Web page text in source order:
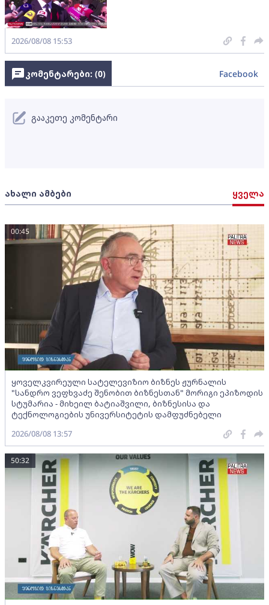
2026/08/08 15:53
ახალი ამბები ყველა
ყოველკვირეული სატელევიზიო ბიზნეს ჟურნალის
"სანდრო ვეფხვაძე შენობით ბიზნესთან" მორიგი ეპიზოდის
სტუმარია - მიხეილ ბატიაშვილი, ბიზნესისა და
ტექნოლოგიების უნივერსიტეტის დამფუძნებელი
00:45
2026/08/08 13:57
50:32
კომენტარები: (0) Facebook
გააკეთე კომენტარი